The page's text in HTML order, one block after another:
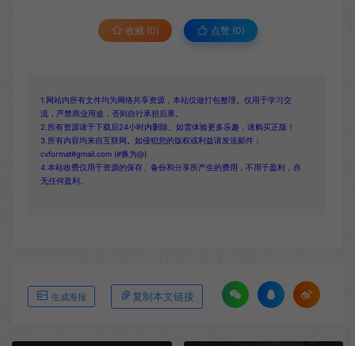
收藏 (0) 点赞 (0)
1.网站内所有文件均为网络共享资源，本站仅做打包整理。仅用于学习交
流，严禁商业用途，否则自行承担后果。
2.所有资源请于下载后24小时内删除。如需体验更多乐趣，请购买正版！
3.所有内容均来自互联网。如侵犯您的版权或利益请发送邮件：
cvformat#gmail.com (#换为@)
4.本站收费仅用于资源的保存、备份和分享所产生的费用，不用于盈利，亦
无任何盈利。
生成海报 复制本文链接